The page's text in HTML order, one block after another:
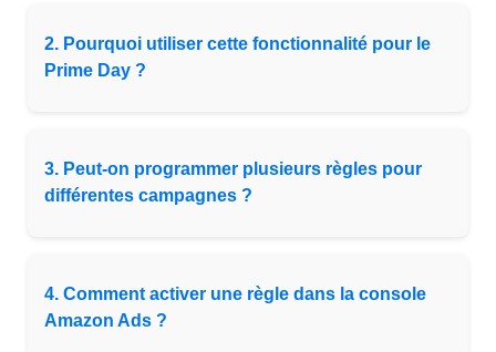
2. Pourquoi utiliser cette fonctionnalité pour le
Prime Day ?
3. Peut-on programmer plusieurs règles pour
différentes campagnes ?
4. Comment activer une règle dans la console
Amazon Ads ?